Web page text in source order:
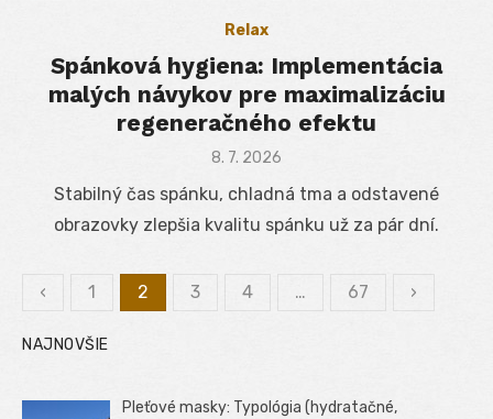
Relax
Spánková hygiena: Implementácia
malých návykov pre maximalizáciu
regeneračného efektu
Posted
8. 7. 2026
Stabilný čas spánku, chladná tma a odstavené
obrazovky zlepšia kvalitu spánku už za pár dní.
Stránkovanie
príspevkov
‹ 1 2 3 4 … 67 ›
NAJNOVŠIE
Pleťové masky: Typológia (hydratačné,